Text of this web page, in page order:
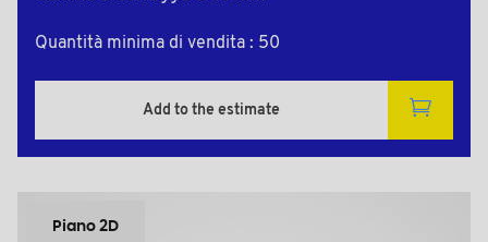
Quantità minima di vendita : 50
Add to the estimate
Piano 2D